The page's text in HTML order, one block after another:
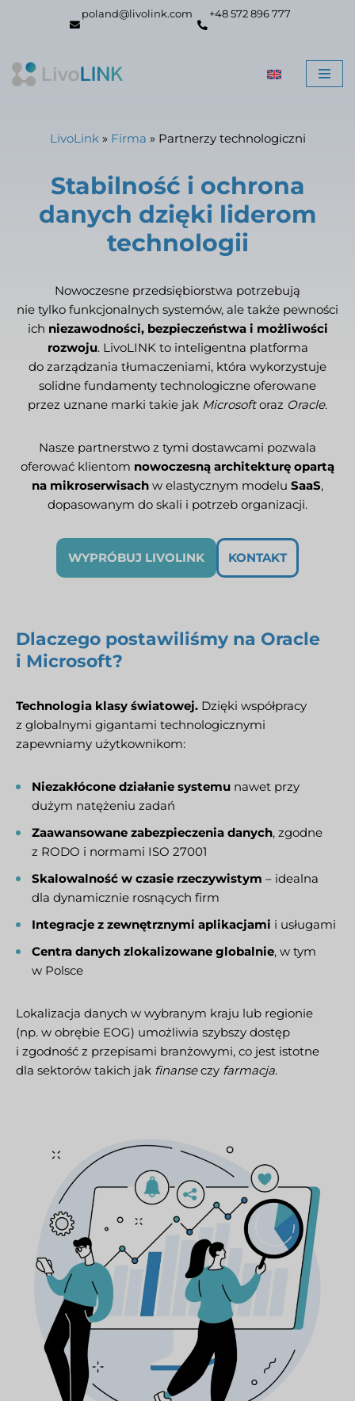
poland@livolink.com +48 572 896 777
LivoLink» Firma » Partnerzy technologiczni
Stabilność i ochrona
danych dzięki liderom
technologii
Nowoczesne przedsiębiorstwa potrzebują
nie tylko funkcjonalnych systemów, ale także pewności
ich niezawodności, bezpieczeństwa i możliwości
rozwoju. LivoLINK to inteligentna platforma
do zarządzania tłumaczeniami, która wykorzystuje
solidne fundamenty technologiczne oferowane
przez uznane marki takie jak Microsoftoraz Oracle.
Nasze partnerstwo z tymi dostawcami pozwala
oferować klientom nowoczesną architekturę opartą
na mikroserwisach w elastycznym modelu SaaS,
dopasowanym do skali i potrzeb organizacji.
WYPRÓBUJ LIVOLINK KONTAKT
Dlaczego postawiliśmy na Oracle
i Microsoft?
Technologia klasy światowej. Dzięki współpracy
z globalnymi gigantami technologicznymi
zapewniamy użytkownikom:
Niezakłócone działanie systemu nawet przy
dużym natężeniu zadań
Zaawansowane zabezpieczenia danych, zgodne
z RODO i normami ISO 27001
Skalowalność w czasie rzeczywistym – idealna
dla dynamicznie rosnących firm
Integracje z zewnętrznymi aplikacjami i usługami
Centra danych zlokalizowane globalnie, w tym
w Polsce
Lokalizacja danych w wybranym kraju lub regionie
(np. w obrębie EOG) umożliwia szybszy dostęp
i zgodność z przepisami branżowymi, co jest istotne
dla sektorów takich jak finanseczy farmacja.